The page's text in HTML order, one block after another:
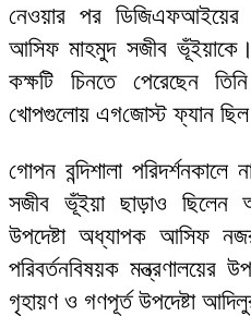
নেওয়ার পর ডিজিএফআইয়ের
আসিফ মাহমুদ সজীব
কক্ষটি চিনতে পেরেছেন
খোপগুলোয় এগ‌জোস্ট ফ্যান ছিল
গোপন বন্দিশালা
সজীব ভূঁইয়া ছাড়াও ছিলেন
উপদেষ্টা অধ্যাপক আসিফ
পরিবর্তনবিষয়ক মন্ত্রণালয়ের
গৃহায়ণ ও গণপূর্ত উপদেষ্টা